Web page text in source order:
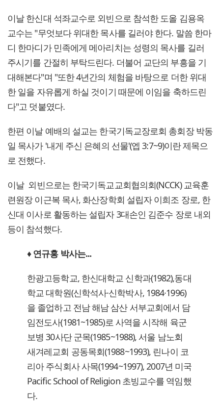
이날 한신대 석좌교수로 외빈으로 참석한 도올 김용옥
교수는 "무엇보다 위대한 목사를 길러야 한다. 말씀 한마
디 한마디가 민족에게 메아리치는 성령의 목사를 길러
주시기를 간절히 부탁드린다. 더불어 교단의 부흥을 기
대해본다"며 "또한 4년간의 체험을 바탕으로 더한 위대
한 일을 자유롭게 하실 것이기 때문에 이임을 축하드린
다"고 덧붙였다.
한편 이날 예배의 설교는 한국기독교장로회 총회장 박동
일 목사가 '내게 주신 은혜의 선물'(엡 3:7~9)이란 제목으
로 전했다.
이날 외빈으로는 한국기독교교회협의회(NCCK) 교육훈
련원장 이근복 목사, 화산장학회 설립자 이희조 장로, 한
신대 이사로 활동하는 설립자 3대손인 김준수 장로 내외
등이 참석했다.
♦ 연규홍 박사는...
한광고등학교, 한신대학교 신학과(1982),동대
학교 대학원(신학석사·신학박사, 1984·1996)
을 졸업하고 전남 해남 삼산 서부교회에서 담
임전도사(1981~1985)로 사역을 시작해 육군
보병 30사단 군목(1985~1988), 서울 남노회
새겨레교회 공동목회(1988~1993), 린나이 코
리아 주식회사 사목(1994~1997), 2007년 미국
Pacific School of Religion 초빙교수를 역임했
다.